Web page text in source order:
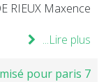
RIEUX Maxence
Lire plus...
pour paris 7